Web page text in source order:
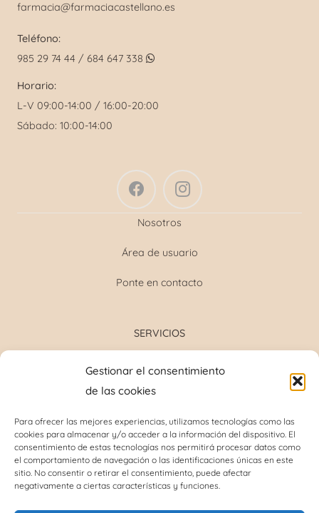
Gestionar el consentimiento
de las cookies
Para ofrecer las mejores experiencias, utilizamos tecnologías como las
cookies para almacenar y/o acceder a la información del dispositivo. El
consentimiento de estas tecnologías nos permitirá procesar datos como
el comportamiento de navegación o las identificaciones únicas en este
sitio. No consentir o retirar el consentimiento, puede afectar
negativamente a ciertas características y funciones.
farmacia@farmaciacastellano.es
Teléfono:
985 29 74 44 / 684 647 338
Horario:
L-V 09:00-14:00 / 16:00-20:00
Sábado: 10:00-14:00
Nosotros
Área de usuario
Ponte en contacto
SERVICIOS
Determinación glucosa y colesterol total
Perforación del lóbulo de la oreja
Análisis capilar